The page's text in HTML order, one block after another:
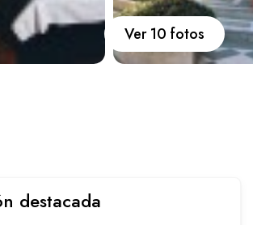
Nosotros
Ver 10 fotos
destacada